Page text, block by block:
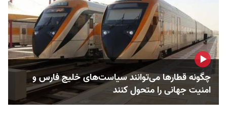
چگونه قطارها می‌توانند سیاست‌های خلیج فارس و
امنیت جهانی را متحول کنند